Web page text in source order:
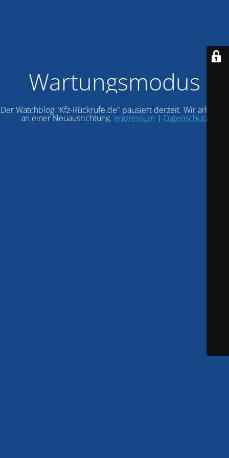
Wartungsmodus
Der Watchblog "Kfz-Rückrufe.de" pausiert derzeit. Wir arbeiten
an einer Neuausrichtung. Impressum | Datenschutz